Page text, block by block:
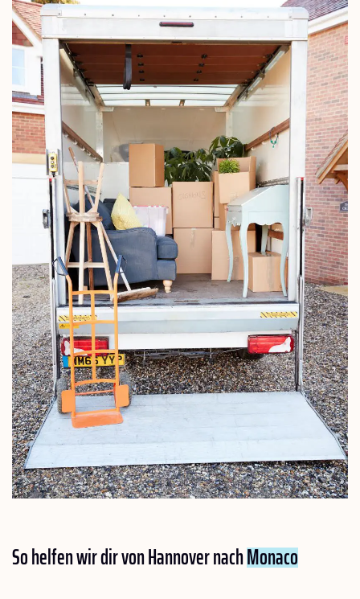
So helfen wir dir von Hannover nachMonaco